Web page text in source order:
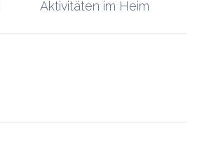
Aktivitäten im Heim